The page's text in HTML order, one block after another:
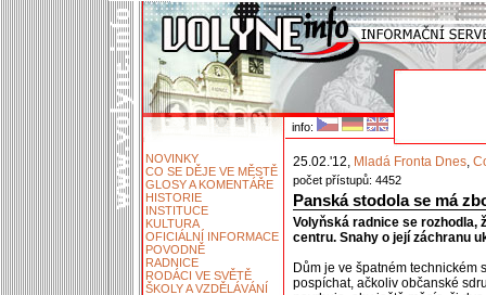
info:
NOVINKY
CO SE DĚJE VE MĚSTĚ
GLOSY A KOMENTÁŘE
HISTORIE
INSTITUCE
KULTURA
OFICIÁLNÍ INFORMACE
POVODNĚ
RADNICE
RODÁCI VE SVĚTĚ
ŠKOLY A VZDĚLÁVÁNÍ
25.02.'12, Mladá Fronta Dnes,
počet přístupů: 4452
Panská stodola se má
Volyňská radnice se rozhodla,
centru. Snahy o její záchranu
Dům je ve špatném technickém
pospíchat, ačkoliv občanské